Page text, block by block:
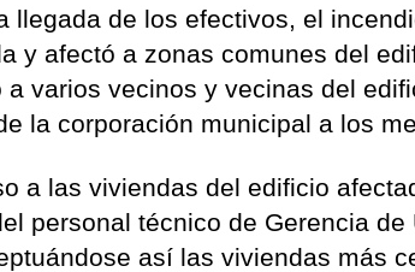
llegada de los efectivos, el
y afectó a zonas comunes del
varios vecinos y vecinas del
la corporación municipal a los
a las viviendas del edificio
personal técnico de Gerencia
así las viviendas más